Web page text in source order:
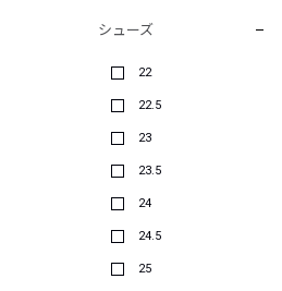
シューズ
22
22.5
23
23.5
24
24.5
25